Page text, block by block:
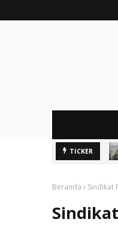
TICKER
Beranda Sindikat